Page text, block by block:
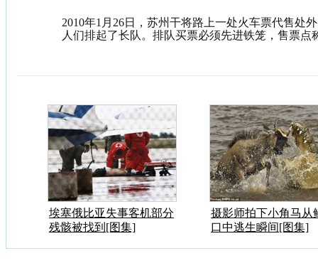
2010年1月26日，苏州干将路上一处火车票代售处
人们排起了长队。排队买票必须先进铁笼，售票点
埃塞俄比亚失事客机部分
残骸被找到[图集]
摄影师拍下小角马从
口中逃生瞬间[图集]